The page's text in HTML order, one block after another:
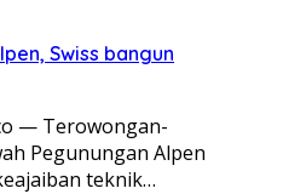
Swiss bangun
— Terowongan-
Pegunungan Alpen
teknik…